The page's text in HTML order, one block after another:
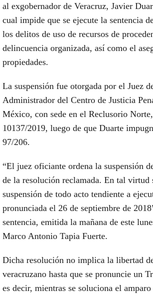
al exgobernador de Veracruz, Javier
cual impide que se ejecute la sentencia
los delitos de uso de recursos de
delincuencia organizada, así como el
propiedades.
La suspensión fue otorgada por el Juez
Administrador del Centro de Justicia
México, con sede en el Reclusorio
10137/2019, luego de que Duarte
97/206.
“El juez oficiante ordena la suspensión
de la resolución reclamada. En tal virtud
suspensión de todo acto tendiente a
pronunciada el 26 de septiembre de
sentencia, emitida la mañana de este
Marco Antonio Tapia Fuerte.
Dicha resolución no implica la libertad
veracruzano hasta que se pronuncie un
es decir, mientras se soluciona el